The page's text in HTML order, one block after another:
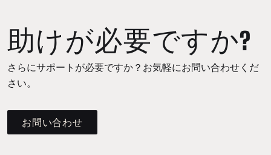
助けが必要ですか?
さらにサポートが必要ですか？お気軽にお問い合わせくだ
さい。
お問い合わせ